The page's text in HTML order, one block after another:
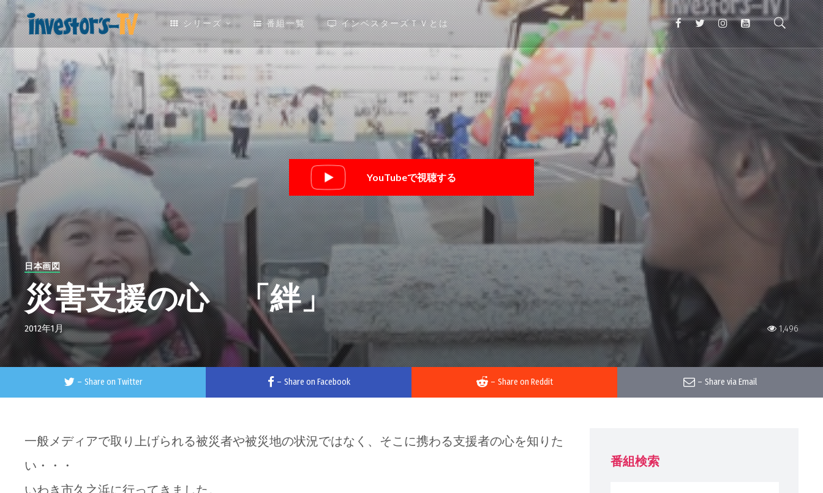
シリーズ 番組一覧 インベスターズＴＶとは
YouTubeで視聴する
1,496
日本画図
災害支援の心 「絆」
2012年1月
– Share on Twitter – Share on Facebook – Share on Reddit – Share via Email
一般メディアで取り上げられる被災者や被災地の状況ではなく、そこに携わる支援者の心を知りた
い・・・
いわき市久之浜に行ってきました。
番組検索